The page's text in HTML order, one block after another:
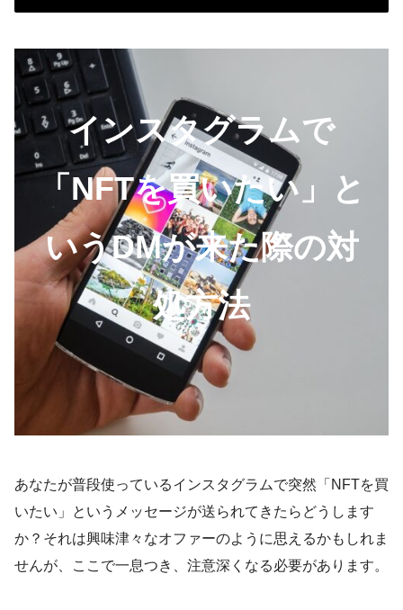
インスタグラムで
「NFTを買いたい」と
いうDMが来た際の対
処方法
あなたが普段使っているインスタグラムで突然「NFTを買
いたい」というメッセージが送られてきたらどうします
か？それは興味津々なオファーのように思えるかもしれま
せんが、ここで一息つき、注意深くなる必要があります。